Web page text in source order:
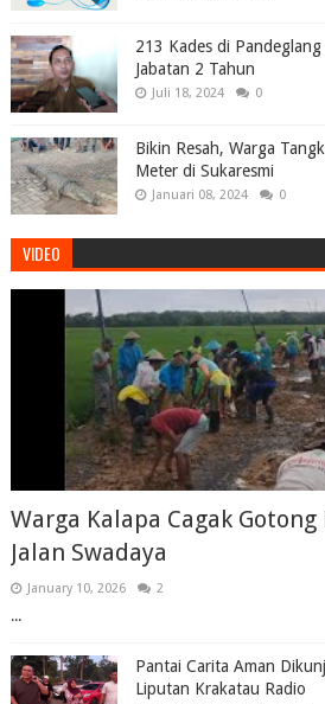
213 Kades di
Jabatan 2 Tahun
Juli 18, 2024 0
Bikin Resah, Warga
Meter di Sukaresmi
Januari 08, 2024 0
VIDEO
Warga Kalapa Cagak
Jalan Swadaya
January 10, 2026 2
...
Pantai Carita Aman
Liputan Krakatau Radio